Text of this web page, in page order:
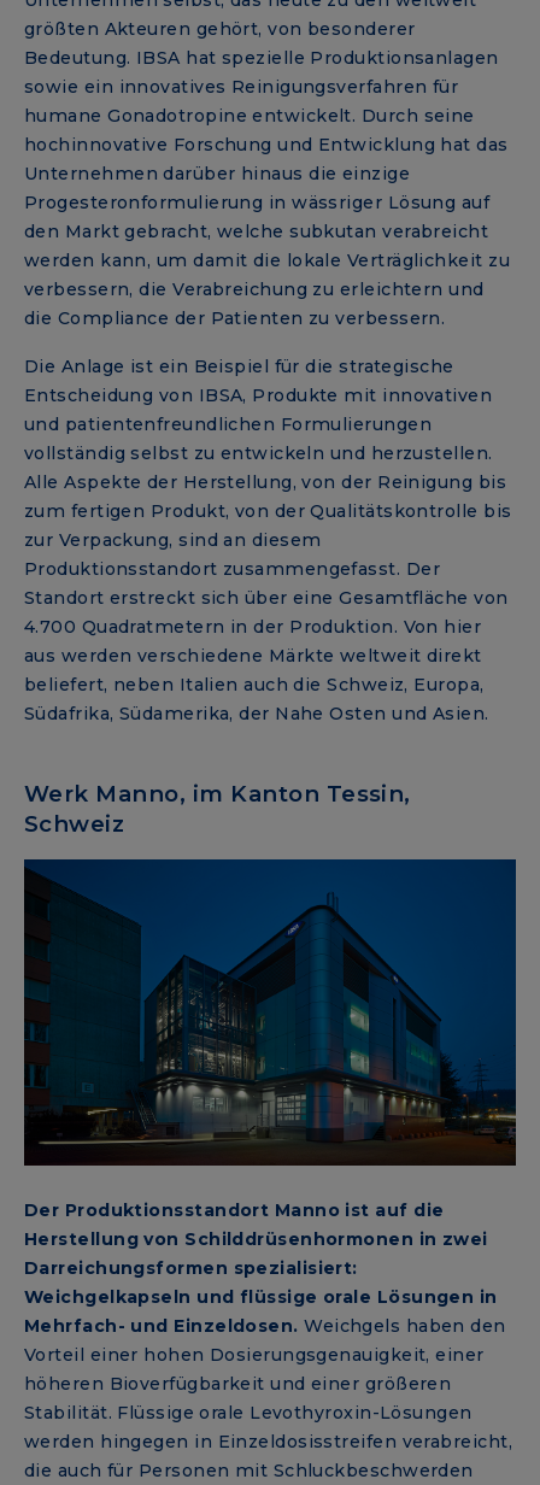
größten Akteuren gehört, von besonderer
Bedeutung. IBSA hat spezielle Produktionsanlagen
sowie ein innovatives Reinigungsverfahren für
humane Gonadotropine entwickelt. Durch seine
hochinnovative Forschung und Entwicklung hat das
Unternehmen darüber hinaus die einzige
Progesteronformulierung in wässriger Lösung auf
den Markt gebracht, welche subkutan verabreicht
werden kann, um damit die lokale Verträglichkeit zu
verbessern, die Verabreichung zu erleichtern und
die Compliance der Patienten zu verbessern.
Die Anlage ist ein Beispiel für die strategische
Entscheidung von IBSA, Produkte mit innovativen
und patientenfreundlichen Formulierungen
vollständig selbst zu entwickeln und herzustellen.
Alle Aspekte der Herstellung, von der Reinigung bis
zum fertigen Produkt, von der Qualitätskontrolle bis
zur Verpackung, sind an diesem
Produktionsstandort zusammengefasst. Der
Standort erstreckt sich über eine Gesamtfläche von
4.700 Quadratmetern in der Produktion. Von hier
aus werden verschiedene Märkte weltweit direkt
beliefert, neben Italien auch die Schweiz, Europa,
Südafrika, Südamerika, der Nahe Osten und Asien.
Werk Manno, im Kanton Tessin,
Schweiz
Der Produktionsstandort Manno ist auf die
Herstellung von Schilddrüsenhormonen in zwei
Darreichungsformen spezialisiert:
Weichgelkapseln und flüssige orale Lösungen in
Mehrfach- und Einzeldosen. Weichgels haben den
Vorteil einer hohen Dosierungsgenauigkeit, einer
höheren Bioverfügbarkeit und einer größeren
Stabilität. Flüssige orale Levothyroxin-Lösungen
werden hingegen in Einzeldosisstreifen verabreicht,
die auch für Personen mit Schluckbeschwerden